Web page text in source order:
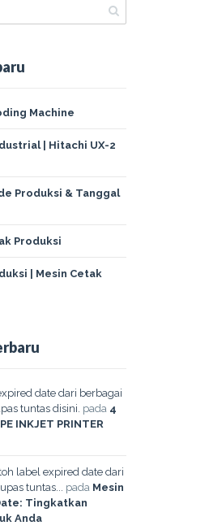
Machine
| Hitachi UX-2
Produksi & Tanggal
Produksi
| Mesin Cetak
date dari berbagai
tuntas disini. pada 4
INKJET PRINTER
label expired date dari
tuntas... pada Mesin
Tingkatkan
Anda